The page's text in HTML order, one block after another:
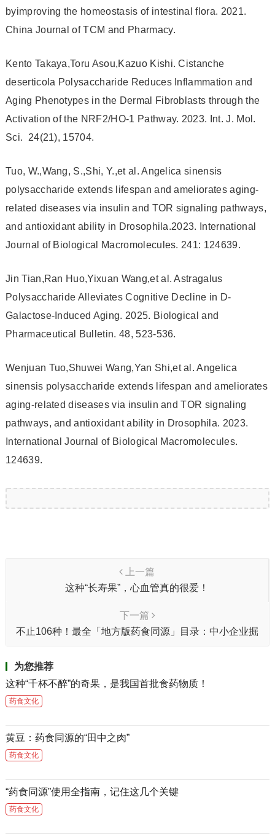
byimproving the homeostasis of intestinal flora. 2021.
China Journal of TCM and Pharmacy.
Kento Takaya,Toru Asou,Kazuo Kishi. Cistanche
deserticola Polysaccharide Reduces Inflammation and
Aging Phenotypes in the Dermal Fibroblasts through the
Activation of the NRF2/HO-1 Pathway. 2023. Int. J. Mol.
Sci. 24(21), 15704.
Tuo, W.,Wang, S.,Shi, Y.,et al. Angelica sinensis
polysaccharide extends lifespan and ameliorates aging-
related diseases via insulin and TOR signaling pathways,
and antioxidant ability in Drosophila.2023. International
Journal of Biological Macromolecules. 241: 124639.
Jin Tian,Ran Huo,Yixuan Wang,et al. Astragalus
Polysaccharide Alleviates Cognitive Decline in D-
Galactose-Induced Aging. 2025. Biological and
Pharmaceutical Bulletin. 48, 523-536.
Wenjuan Tuo,Shuwei Wang,Yan Shi,et al. Angelica
sinensis polysaccharide extends lifespan and ameliorates
aging-related diseases via insulin and TOR signaling
pathways, and antioxidant ability in Drosophila. 2023.
International Journal of Biological Macromolecules.
124639.
上一篇
这种“长寿果”，心血管真的很爱！
下一篇
不止106种！最全「地方版药食同源」目录：中小企业掘
为您推荐
这种“千杯不醉”的奇果，是我国首批食药物质！
药食文化
黄豆：药食同源的“田中之肉”
药食文化
“药食同源”使用全指南，记住这几个关键
药食文化